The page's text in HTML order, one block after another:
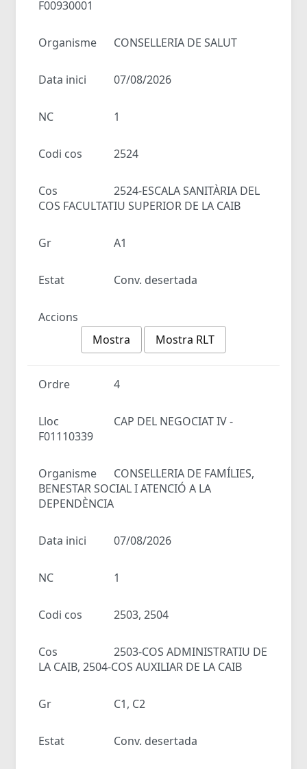
F00930001
Organisme CONSELLERIA DE SALUT
Data inici 07/08/2026
NC 1
Codi cos 2524
Cos
2524-ESCALA SANITÀRIA DEL
COS FACULTATIU SUPERIOR DE LA CAIB
Gr A1
Estat Conv. desertada
Accions
Mostra
Mostra RLT
Ordre 4
Lloc
CAP DEL NEGOCIAT IV -
F01110339
Organisme
CONSELLERIA DE FAMÍLIES,
BENESTAR SOCIAL I ATENCIÓ A LA
DEPENDÈNCIA
Data inici 07/08/2026
NC 1
Codi cos 2503, 2504
Cos
2503-COS ADMINISTRATIU DE
LA CAIB, 2504-COS AUXILIAR DE LA CAIB
Gr C1, C2
Estat Conv. desertada